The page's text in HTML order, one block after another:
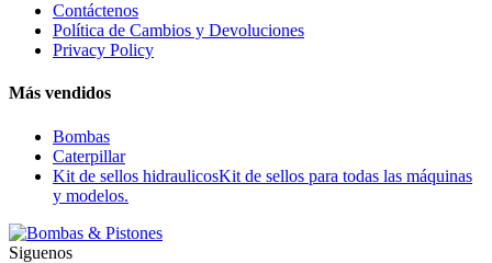
Contáctenos
Política de Cambios y Devoluciones
Privacy Policy
Más vendidos
Bombas
Caterpillar
Kit de sellos hidraulicosKit de sellos para todas las máquinas
y modelos.
Siguenos